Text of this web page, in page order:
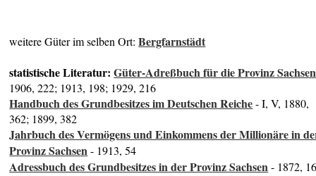
weitere Güter im selben Ort:Bergfarnstädt
statistische Literatur:Güter-Adreßbuch für die Provinz Sachsen
1906, 222; 1913, 198; 1929, 216
Handbuch des Grundbesitzes im Deutschen Reiche- I, V, 1880,
362; 1899, 382
Jahrbuch des Vermögens und Einkommens der Millionäre in
Provinz Sachsen- 1913, 54
Adressbuch des Grundbesitzes in der Provinz Sachsen- 1872,